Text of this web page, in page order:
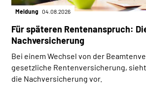
Meldung 04.08.2026
Für späteren Rentenanspruch:
Nachversicherung
Bei einem Wechsel von der
gesetzliche Rentenversicherung,
die Nachversicherung vor.